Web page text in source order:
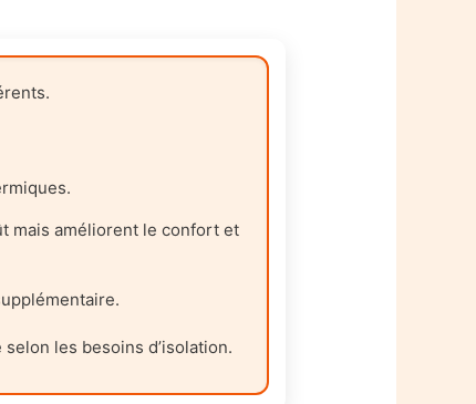
mais améliorent le confort et
les besoins d’isolation.